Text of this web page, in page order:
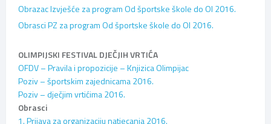
Obrazac Izvješće za program Od športske škole do OI 2016.
Obrasci PZ za program Od športske škole do OI 2016.
OLIMPIJSKI FESTIVAL DJEČJIH VRTIĆA
OFDV – Pravila i propozicije – Knjizica Olimpijac
Poziv – športskim zajednicama 2016.
Poziv – dječjim vrtićima 2016.
Obrasci
1. Prijava za organizaciju natjecanja 2016.